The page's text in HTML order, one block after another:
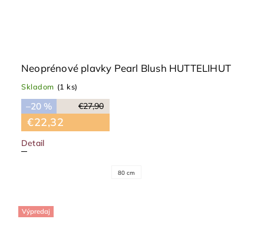
Neoprénové plavky Pearl Blush HUTTELIHUT
Skladom (1 ks)
€27,90
–20 %
€22,32
Detail
80 cm
Výpredaj